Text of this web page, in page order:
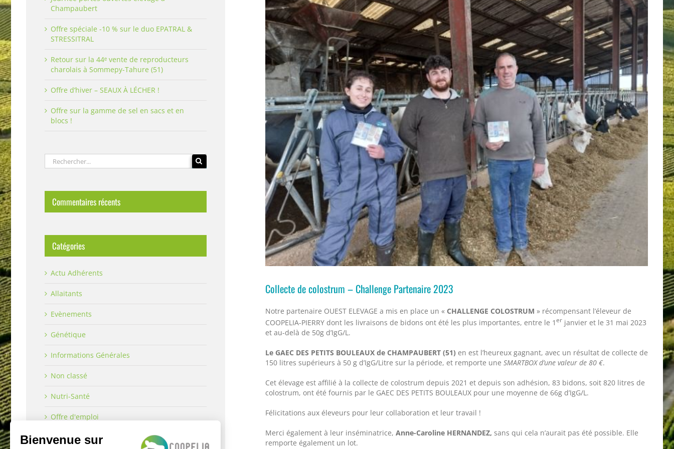
agrandie
Collecte de colostrum – Challenge Partenaire 2023
Notre partenaire OUEST ELEVAGE a mis en place un « CHALLENGE COLOSTRUM » récompensant l’éleveur de
COOPELIA-PIERRY dont les livraisons de bidons ont été les plus importantes, entre le 1 erjanvier et le 31 mai 2023
et au-delà de 50g d’IgG/L.
Le GAEC DES PETITS BOULEAUX de CHAMPAUBERT (51) en est l’heureux gagnant, avec un résultat de collecte de
150 litres supérieurs à 50 g d’IgG/Litre sur la période, et remporte une SMARTBOX d’une valeur de 80 €.
Cet élevage est affilié à la collecte de colostrum depuis 2021 et depuis son adhésion, 83 bidons, soit 820 litres de
colostrum, ont été fournis par le GAEC DES PETITS BOULEAUX pour une moyenne de 66g d’IgG/L.
Félicitations aux éleveurs pour leur collaboration et leur travail !
Merci également à leur inséminatrice, Anne-Caroline HERNANDEZ, sans qui cela n’aurait pas été possible. Elle
remporte également un lot.
Champaubert
Offre spéciale -10 % sur le duo EPATRAL &
STRESSITRAL
Retour sur la 44ᵉ vente de reproducteurs
charolais à Sommepy-Tahure (51)
Offre d’hiver – SEAUX À LÉCHER !
Offre sur la gamme de sel en sacs et en
blocs !
Rechercher:
Commentaires récents
Catégories
Actu Adhérents
Allaitants
Evènements
Génétique
Informations Générales
Non classé
Nutri-Santé
Offre d'emploi
Offre/Promo